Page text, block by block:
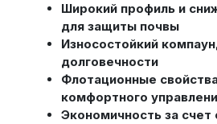
Широкий профиль и
для защиты почвы
Износостойкий
долговечности
Флотационные
комфортного
Экономичность за счет